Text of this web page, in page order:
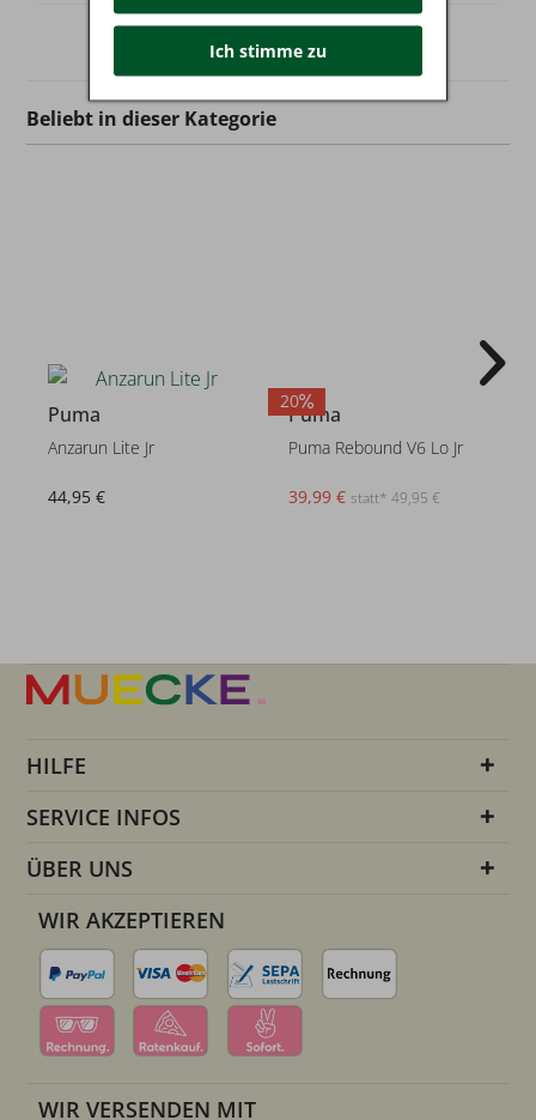
Beliebt in dieser Kategorie
Puma
Anzarun Lite Jr
44,95 €
20
Puma
Puma Rebound V6 Lo Jr
39,99 € statt* 49,95 €
HILFE
SERVICE INFOS
ÜBER UNS
WIR AKZEPTIEREN
WIR VERSENDEN MIT
Ich stimme zu